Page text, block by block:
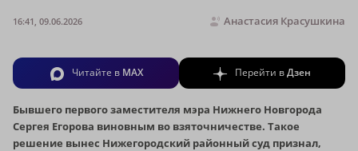
Анастасия Красушкина
16:41, 09.06.2026
Читайте в MAX Перейти вДзен
Бывшего первого заместителя мэра Нижнего Новгорода
Сергея Егорова виновным во взяточничестве. Такое
решение вынес Нижегородский районный суд признал,